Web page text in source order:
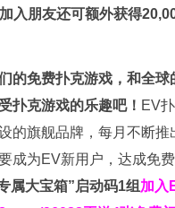
入朋友还可额外获得
的免费扑克游戏，和全球
扑克游戏的乐趣吧！ EV
的旗舰品牌，每月不断推
成为EV新用户，达成免
属大宝箱”启动码1组 加入